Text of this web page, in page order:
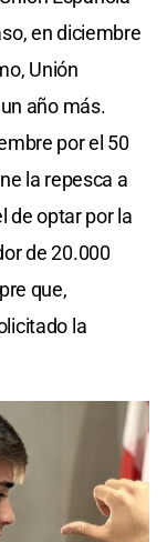
en diciembre
Unión
año más.
por el 50
la repesca a
de optar por la
de 20.000
que,
la